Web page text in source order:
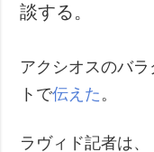
談する。
アクシオスのバ
トで伝えた 。
ラヴィド記者は